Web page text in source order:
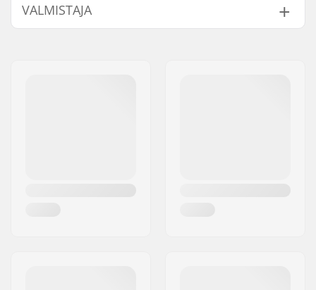
Width:
Muotoiltu
​​Kyllä
VALMISTAJA